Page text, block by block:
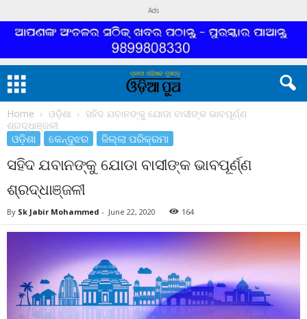
Ads
Home ଓଡ଼ିଶା
ସହିଦ ଯବାନଙ୍କୁ ଯୋଡା ବାସୀଙ୍କ ଭାବପୂର୍ଣ୍ଣ
ଶ୍ରଦ୍ଧାଞ୍ଜଳୀ
ଓଡ଼ିଶା କେନ୍ଦୁଝର ଜିଲ୍ଲା ପରିକ୍ରମା
ସହିଦ ଯବାନଙ୍କୁ ଯୋଡା ବାସୀଙ୍କ ଭାବପୂର୍ଣ୍ଣ
ଶ୍ରଦ୍ଧାଞ୍ଜଳୀ
By Sk Jabir Mohammed - June 22, 2020 164